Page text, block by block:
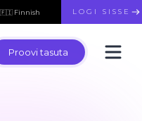
🇫🇮 Finnish LOGI SISSE
Proovi tasuta